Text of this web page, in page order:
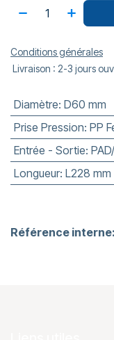
Conditions générales
Livraison : 2-3 jours
Diamètre: D60 mm
Prise Pression: PP
Entrée - Sortie:
Longueur: L228 mm
Référence interne: